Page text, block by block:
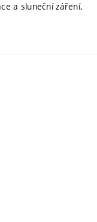
a sluneční záření,